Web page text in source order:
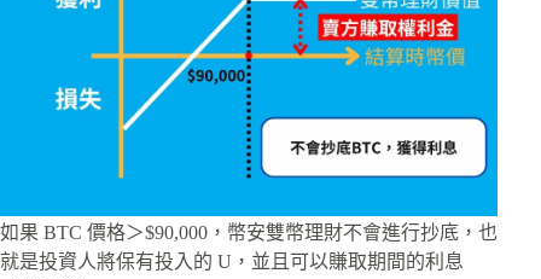
如果 BTC 價格＞$90,000，幣安雙幣理財不會進行抄底，也
就是投資人將保有投入的 U，並且可以賺取期間的利息